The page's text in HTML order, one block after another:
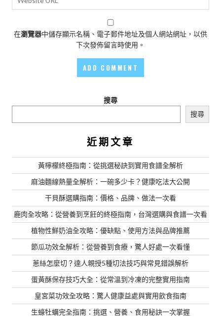
在瀏覽器中儲存顯示名稱、電子郵件地址及個人網站網址，以供
下次發佈留言時使用。
搜尋
搜尋
近期文章
黃檸檬終極指南：從挑選秘訣到實用食譜全解析
麻油麵線熱量全解析：一碗多少卡？健康吃法大公開
干貝酥選購指南：價格、品牌、做法一次看
鹿肉全攻略：從營養到烹飪的終極指南，台灣選購與食譜一次看
植物性鮮奶油全攻略：優缺點、使用方法與品牌推薦
節瓜功效全解析：從營養到食療，驚人好處一次看懂
蔥絲怎麼切？達人親授5種切法技巧與常見錯誤解析
蛋黃酥保存技巧大全：從常溫到冷凍的完整實用指南
皇宮菜功效全攻略：驚人健康益處與實用飲食指南
生蠔牡蠣完全指南：挑選、營養、食用秘訣一次掌握